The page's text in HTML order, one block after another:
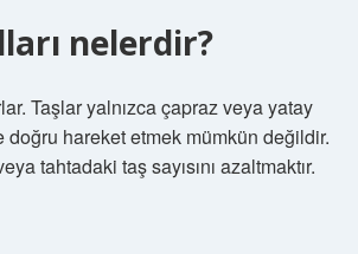
nelerdir?
Taşlar yalnızca çapraz veya yatay
hareket etmek mümkün değildir.
tahtadaki taş sayısını azaltmaktır.